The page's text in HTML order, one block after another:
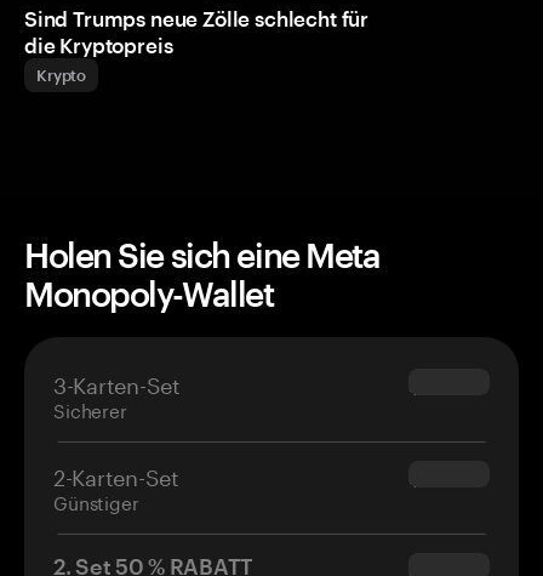
Sind Trumps neue Zölle schlecht für
die Kryptopreis
Krypto
Holen Sie sich eine Meta
Monopoly-Wallet
3-Karten-Set
Sicherer
$69.90
2-Karten-Set
Günstiger
$54.90
2. Set 50 % RABATT $34.95